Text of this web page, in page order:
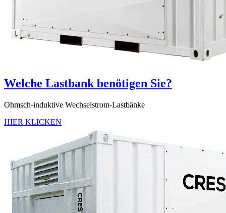
Welche Lastbank benötigen Sie?
Ohmsch-induktive Wechselstrom-Lastbänke
HIER KLICKEN